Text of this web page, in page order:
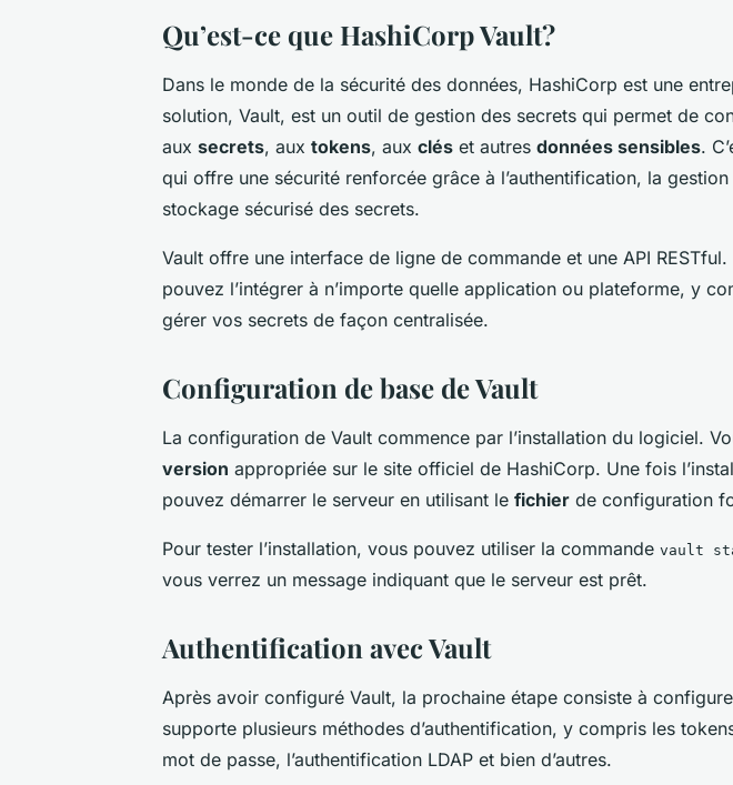
Qu’est-ce que HashiCorp Vault?
Dans le monde de la sécurité des données, HashiCorp est une
solution, Vault, est un outil de gestion des secrets qui permet de
aux secrets, aux tokens, aux clés et autres données sensibles.
qui offre une sécurité renforcée grâce à l’authentification, la
stockage sécurisé des secrets.
Vault offre une interface de ligne de commande et une API
pouvez l’intégrer à n’importe quelle application ou plateforme, y
gérer vos secrets de façon centralisée.
Configuration de base de Vault
La configuration de Vault commence par l’installation du logiciel.
version appropriée sur le site officiel de HashiCorp. Une fois
pouvez démarrer le serveur en utilisant le fichier de configuration
Pour tester l’installation, vous pouvez utiliser la commande vault
vous verrez un message indiquant que le serveur est prêt.
Authentification avec Vault
Après avoir configuré Vault, la prochaine étape consiste à
supporte plusieurs méthodes d’authentification, y compris les
mot de passe, l’authentification LDAP et bien d’autres.